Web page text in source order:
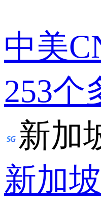
中美
253个
新加
新加